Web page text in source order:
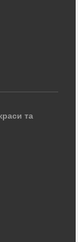
та